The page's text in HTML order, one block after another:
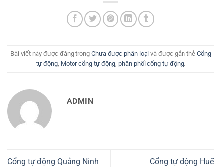
Bài viết này được đăng trong Chưa được phân loạivà được gắn thẻ Cổng
tự động, Motor cổng tự động, phân phối cổng tự động.
ADMIN
Cổng tự động Quảng Ninh Cổng tự động Huế